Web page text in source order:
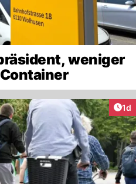
weniger
1d